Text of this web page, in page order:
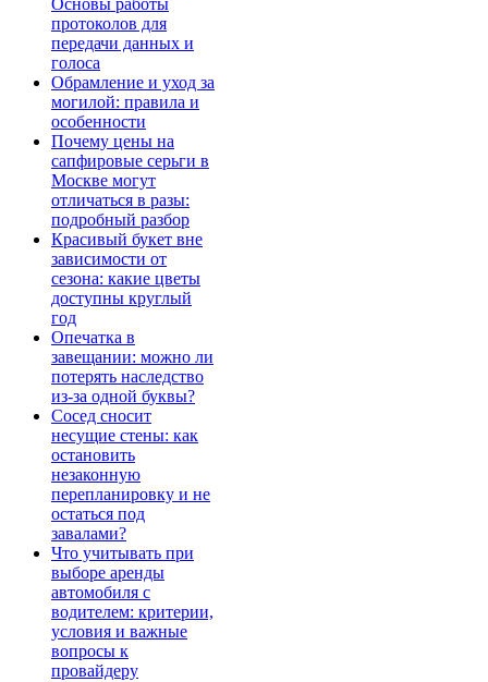
Основы работы
протоколов для
передачи данных и
голоса
Обрамление и уход за
могилой: правила и
особенности
Почему цены на
сапфировые серьги в
Москве могут
отличаться в разы:
подробный разбор
Красивый букет вне
зависимости от
сезона: какие цветы
доступны круглый
год
Опечатка в
завещании: можно ли
потерять наследство
из-за одной буквы?
Сосед сносит
несущие стены: как
остановить
незаконную
перепланировку и не
остаться под
завалами?
Что учитывать при
выборе аренды
автомобиля с
водителем: критерии,
условия и важные
вопросы к
провайдеру